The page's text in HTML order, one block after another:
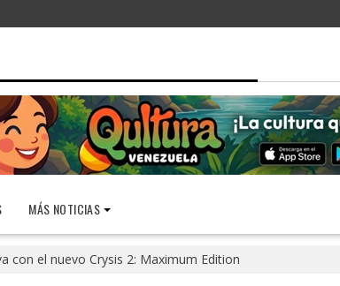
MÁS NOTICIAS
con el nuevo Crysis 2: Maximum Edition